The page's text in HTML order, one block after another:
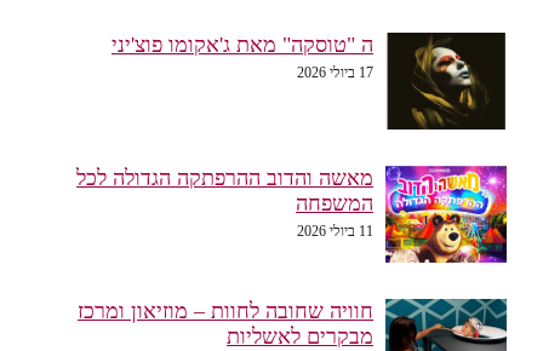
ה "טוסקה" מאת ג'אקומו פוצ'יני
17 ביולי 2026
מאשה והדוב ההרפתקה הגדולה לכל
המשפחה
11 ביולי 2026
חוויה שחובה לחוות – מוזיאון ומרכז
מבקרים לאשליות